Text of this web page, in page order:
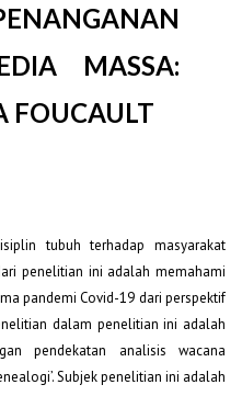
MASSA:
FOUCAULT
tubuh terhadap masyarakat
penelitian ini adalah memahami
pandemi Covid-19 dari perspektif
dalam penelitian ini adalah
pendekatan analisis wacana
Subjek penelitian ini adalah